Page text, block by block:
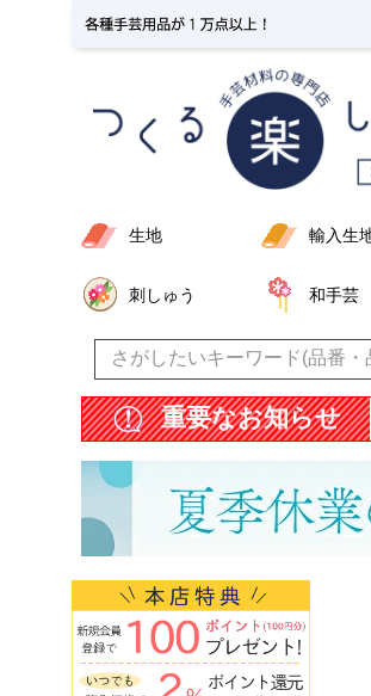
生地 輸入生
刺しゅう 和手芸
重要なお知らせ